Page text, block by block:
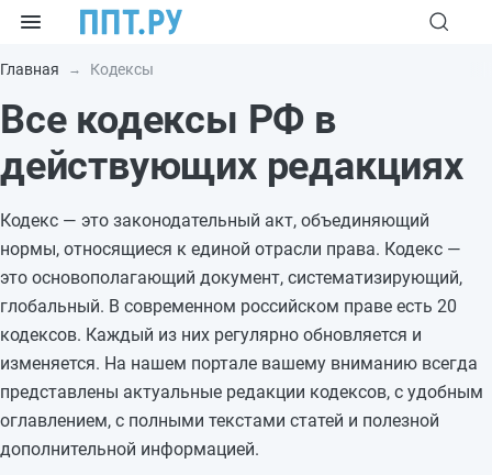
Главная Кодексы
Все кодексы РФ в
действующих редакциях
Кодекс — это законодательный акт, объединяющий
нормы, относящиеся к единой отрасли права. Кодекс —
это основополагающий документ, систематизирующий,
глобальный. В современном российском праве есть 20
кодексов. Каждый из них регулярно обновляется и
изменяется. На нашем портале вашему вниманию всегда
представлены актуальные редакции кодексов, с удобным
оглавлением, с полными текстами статей и полезной
дополнительной информацией.